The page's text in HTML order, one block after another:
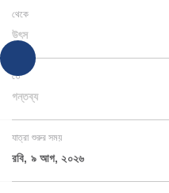
থেকে
উৎস
তে
গন্তব্য
যাত্রা শুরুর সময়
রবি, ৯ আগ, ২০২৬